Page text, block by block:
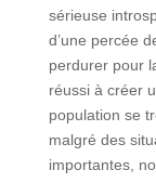
sérieuse
d’une percée
perdurer pour
réussi à créer
population se
malgré des
importantes,